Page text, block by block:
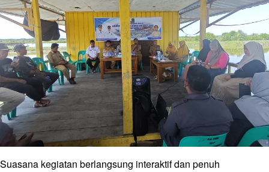
Suasana kegiatan berlangsung interaktif dan penuh